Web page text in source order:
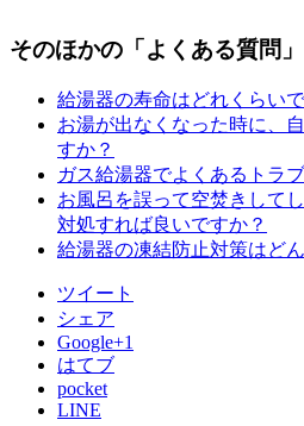
そのほかの「よくある質問
給湯器の寿命はどれくらい
お湯が出なくなった時に、
すか？
ガス給湯器でよくあるトラ
お風呂を誤って空焚きして
対処すれば良いですか？
給湯器の凍結防止対策はど
ツイート
シェア
Google+1
はてブ
pocket
LINE